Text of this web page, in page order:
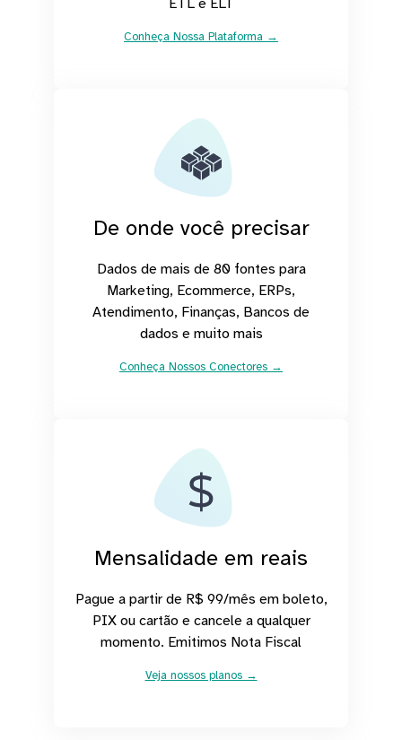
Conheça Nossa Plataforma →
De onde você precisar
Dados de mais de 80 fontes para
Marketing, Ecommerce, ERPs,
Atendimento, Finanças, Bancos de
dados e muito mais
Conheça Nossos Conectores →
Mensalidade em reais
Pague a partir de R$ 99/mês em boleto,
PIX ou cartão e cancele a qualquer
momento. Emitimos Nota Fiscal
Veja nossos planos →